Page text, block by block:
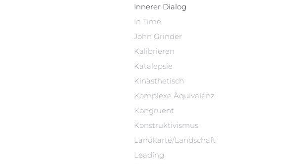
Innerer Dialog
In Time
John Grinder
Kalibrieren
Katalepsie
Kinästhetisch
Komplexe Äquivalenz
Kongruent
Konstruktivismus
Landkarte/Landschaft
Leading